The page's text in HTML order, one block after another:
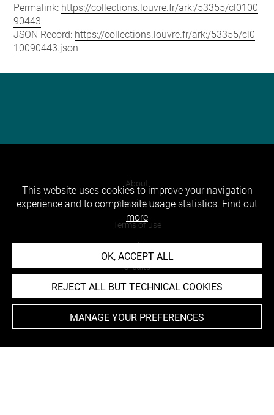
Permalink: https://collections.louvre.fr/ark:/53355/cl0100
90443
JSON Record: https://collections.louvre.fr/ark:/53355/cl0
10090443.json
About
Contact Us
Terms of use
Cookies
Credits
Accessibility : non compliant
This website uses cookies to improve your navigation
experience and to compile site usage statistics. Find out
more
OK, ACCEPT ALL
REJECT ALL BUT TECHNICAL COOKIES
MANAGE YOUR PREFERENCES